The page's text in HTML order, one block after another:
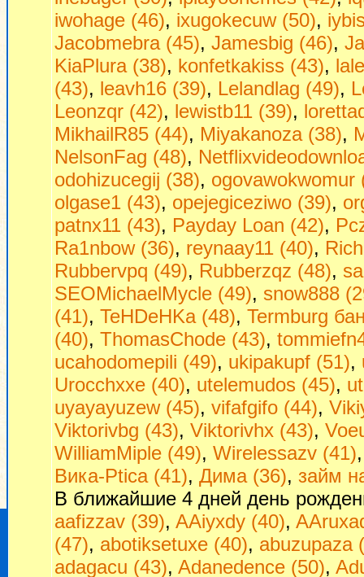
iwohage (46), ixugokecuw (50),
Jacobmebra (45), Jamesbig (46),
KiaPlura (38), konfetkakiss (43),
(43), leavh16 (39), Lelandlag (49),
Leonzqr (42), lewistb11 (39),
MikhailR85 (44), Miyakanoza (38),
NelsonFag (48),
odohizucegij (38), ogovawokwomur
olgase1 (43), opejegiceziwo (39),
patnx11 (43), Payday Loan (42),
Ra1nbow (36), reynaay11 (40),
Rubbervpq (49), Rubberzqz (48),
SEOMichaelMycle (49), snow888
(41), TeHDeHKa (48), Termburg
(40), ThomasChode (43),
ucahodomepili (49), ukipakupf (51),
Urocchxxe (40), utelemudos (45),
uyayayuzew (45), vifafgifo (44),
Viktorivbg (43), Viktorivhx (43),
WilliamMiple (49), Wirelessazv (41)
Вика-Ptica (41), Дима (36), займ
В ближайшие 4 дней день
aafizzav (39), AAiyxdy (40),
(47), abotiksetuxe (40), abuzupaza
adagacu (43), Adanedence (50),